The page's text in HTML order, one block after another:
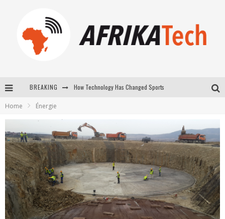
BREAKING How Technology Has Changed Sports
New to online sports betting? Consider These Tips to Play Your First Online Sports Betting Successfully
Home Énergie